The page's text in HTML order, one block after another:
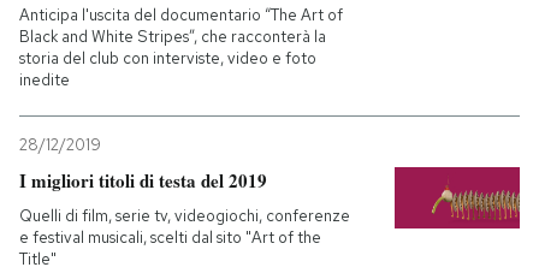
Anticipa l'uscita del documentario “The Art of
Black and White Stripes”, che racconterà la
storia del club con interviste, video e foto
inedite
28/12/2019
I migliori titoli di testa del 2019
Quelli di film, serie tv, videogiochi, conferenze
e festival musicali, scelti dal sito "Art of the
Title"